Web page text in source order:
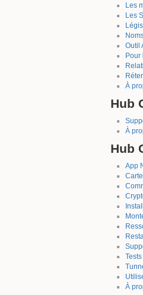
Les
Les
Outil
Pour
À
Hub
À
Hub
App
À